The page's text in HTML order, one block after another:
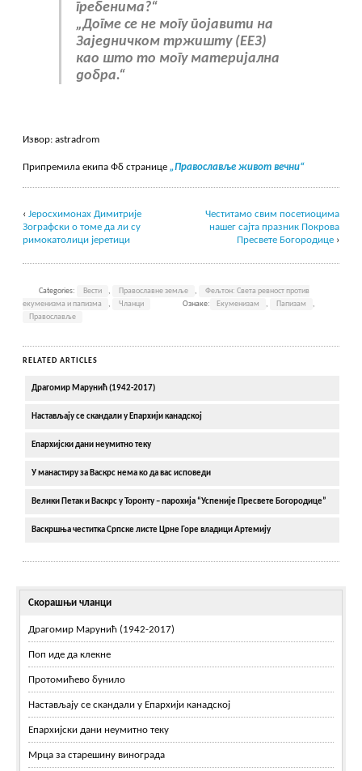
гребенима?“
„Догме се не могу појавити на
Заједничком тржишту (ЕЕЗ)
као што то могу материјална
добра.“
Извор: astradrom
Припремила екипа Фб странице„Православље живот вечни“
‹Jеросхимонах Димитрије
Зографски о томе да ли су
римокатолици јеретици
Честитамо свим посетиоцима
нашег сајта празник Покрова
Пресвете Богородице›
Categories: Вести , Православне земље ,
Фељтон: Света ревност против
екуменизма и папизма
, Чланци Ознаке: Екуменизам , Папизам
,
Православље
RELATED ARTICLES
Драгомир Марунић (1942-2017)
Настављају се скандали у Епархији канадској
Епархијски дани неумитно теку
У манастиру за Васкрс нема ко да вас исповеди
Велики Петак и Васкрс у Торонту – парохија “Успеније Пресвете Богородице”
Васкршња честитка Српске листе Црне Горе владици Артемију
Скорашњи чланци
Драгомир Марунић (1942-2017)
Поп иде да клекне
Протомићево бунило
Настављају се скандали у Епархији канадској
Епархијски дани неумитно теку
Мрца за старешину винограда